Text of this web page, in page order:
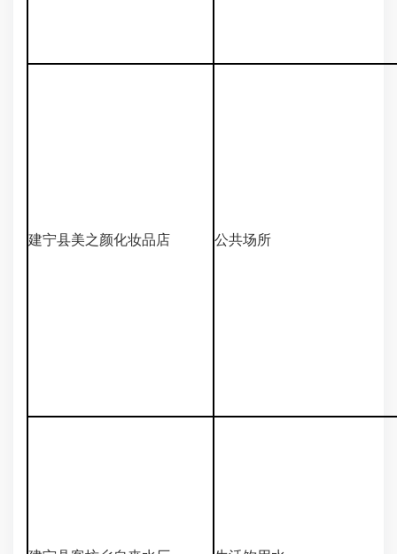
建宁县美之颜化妆品店 公共场所